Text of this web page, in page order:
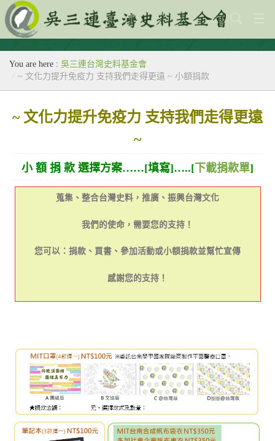
關於本會
歷史教室
出版刊物
台灣史料中心
You are here : 吳三連台灣史料基金會
/ ~ 文化力提升免疫力 支持我們走得更遠 ~ 小額捐款
~ 文化力提升免疫力 支持我們走得更遠
~
小 額 捐 款 選擇方案……[填寫]…..[ 下載捐款單]
蒐集、整合台灣史料，推廣、振興台灣文化
我們的使命，需要您的支持！
您可以：捐款、買書、參加活動或小額捐款並幫忙宣傳
感謝您的支持 ！